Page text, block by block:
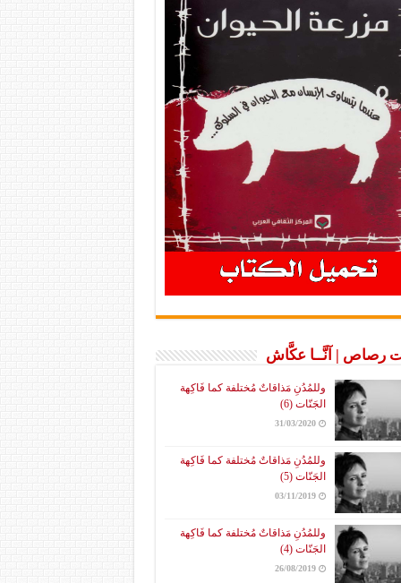
رصاص | آنَّــا عكَّاش
وللمُدُنِ مَذاقاتٌ مُختلفة كما فَاكِهة
الجَنّات (6)
31/03/2020
وللمُدُنِ مَذاقاتٌ مُختلفة كما فَاكِهة
الجَنّات (5)
03/11/2019
وللمُدُنِ مَذاقاتٌ مُختلفة كما فَاكِهة
الجَنّات (4)
26/08/2019